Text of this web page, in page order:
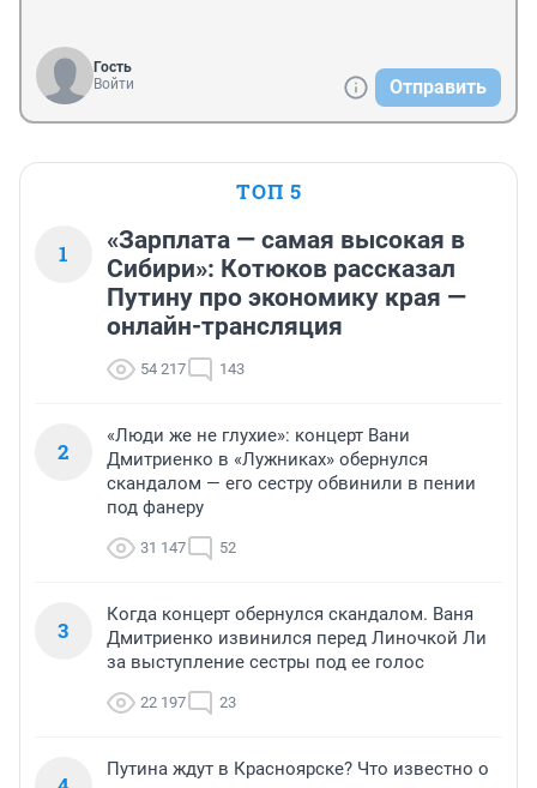
Гость
Войти
Отправить
ТОП 5
1
«Зарплата — самая высокая в
Сибири»: Котюков рассказал
Путину про экономику края —
онлайн-трансляция
54 217 143
2
«Люди же не глухие»: концерт Вани
Дмитриенко в «Лужниках» обернулся
скандалом — его сестру обвинили в пении
под фанеру
31 147 52
3
Когда концерт обернулся скандалом. Ваня
Дмитриенко извинился перед Линочкой Ли
за выступление сестры под ее голос
22 197 23
Путина ждут в Красноярске? Что известно о